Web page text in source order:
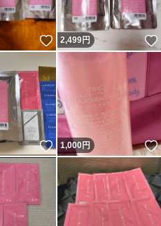
いいね！
2,499円
いいね！
1,000円